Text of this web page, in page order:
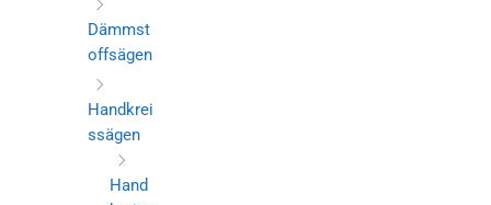
Dämmst
offsägen
Handkrei
ssägen
Hand